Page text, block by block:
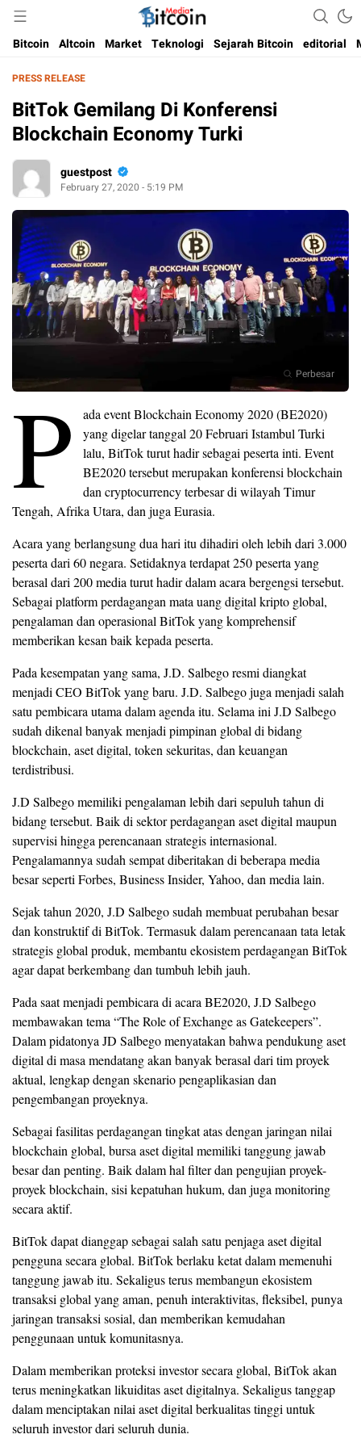
Bitcoin Media Indonesia
Media Bitcoin dan Cryptocurrency, dan Blockchain di Indonesia
Bitcoin Altcoin Market Teknologi Sejarah Bitcoin editorial
PRESS RELEASE
BitTok Gemilang Di Konferensi
Blockchain Economy Turki
guestpost
February 27, 2020 - 5:19 PM
Perbesar
P
ada event Blockchain Economy 2020 (BE2020)
yang digelar tanggal 20 Februari Istambul Turki
lalu, BitTok turut hadir sebagai peserta inti. Event
BE2020 tersebut merupakan konferensi blockchain
dan cryptocurrency terbesar di wilayah Timur
Tengah, Afrika Utara, dan juga Eurasia.
Acara yang berlangsung dua hari itu dihadiri oleh lebih dari 3.000
peserta dari 60 negara. Setidaknya terdapat 250 peserta yang
berasal dari 200 media turut hadir dalam acara bergengsi tersebut.
Sebagai platform perdagangan mata uang digital kripto global,
pengalaman dan operasional BitTok yang komprehensif
memberikan kesan baik kepada peserta.
Pada kesempatan yang sama, J.D. Salbego resmi diangkat
menjadi CEO BitTok yang baru. J.D. Salbego juga menjadi salah
satu pembicara utama dalam agenda itu. Selama ini J.D Salbego
sudah dikenal banyak menjadi pimpinan global di bidang
blockchain, aset digital, token sekuritas, dan keuangan
terdistribusi.
J.D Salbego memiliki pengalaman lebih dari sepuluh tahun di
bidang tersebut. Baik di sektor perdagangan aset digital maupun
supervisi hingga perencanaan strategis internasional.
Pengalamannya sudah sempat diberitakan di beberapa media
besar seperti Forbes, Business Insider, Yahoo, dan media lain.
Sejak tahun 2020, J.D Salbego sudah membuat perubahan besar
dan konstruktif di BitTok. Termasuk dalam perencanaan tata letak
strategis global produk, membantu ekosistem perdagangan BitTok
agar dapat berkembang dan tumbuh lebih jauh.
Pada saat menjadi pembicara di acara BE2020, J.D Salbego
membawakan tema “The Role of Exchange as Gatekeepers”.
Dalam pidatonya JD Salbego menyatakan bahwa pendukung aset
digital di masa mendatang akan banyak berasal dari tim proyek
aktual, lengkap dengan skenario pengaplikasian dan
pengembangan proyeknya.
Sebagai fasilitas perdagangan tingkat atas dengan jaringan nilai
blockchain global, bursa aset digital memiliki tanggung jawab
besar dan penting. Baik dalam hal filter dan pengujian proyek-
proyek blockchain, sisi kepatuhan hukum, dan juga monitoring
secara aktif.
BitTok dapat dianggap sebagai salah satu penjaga aset digital
pengguna secara global. BitTok berlaku ketat dalam memenuhi
tanggung jawab itu. Sekaligus terus membangun ekosistem
transaksi global yang aman, penuh interaktivitas, fleksibel, punya
jaringan transaksi sosial, dan memberikan kemudahan
penggunaan untuk komunitasnya.
Dalam memberikan proteksi investor secara global, BitTok akan
terus meningkatkan likuiditas aset digitalnya. Sekaligus tanggap
dalam menciptakan nilai aset digital berkualitas tinggi untuk
seluruh investor dari seluruh dunia.